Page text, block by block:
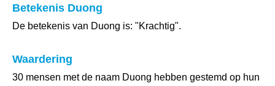
Betekenis Duong
De betekenis van Duong is: "Krachtig".
Waardering
30 mensen met de naam Duong hebben gestemd op hun